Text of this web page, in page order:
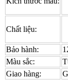
Chất liệu:
Bảo hành:
Màu sắc:
Giao hàng: